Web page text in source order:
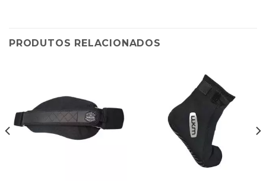
PRODUTOS RELACIONADOS